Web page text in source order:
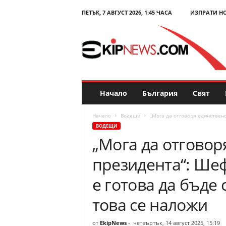
ПЕТЪК, 7 АВГУСТ 2026, 1:45 ЧАСА ИЗПРАТИ
E
p
N
Начало България Свят
Начало Водещи „Мога да отговоря
ВОДЕЩИ
„Мога да
президента“:
е готова да
това се наложи
от EkipNews- четвъртък, 14 август 2025, 15:19